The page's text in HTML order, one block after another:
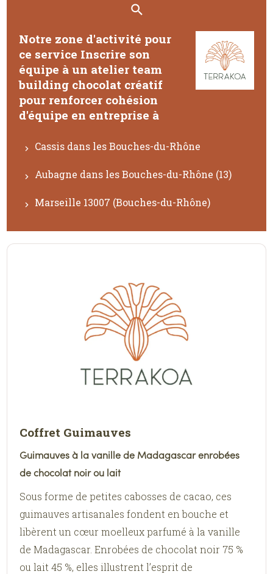
Notre zone d'activité pour
ce service Inscrire son
équipe à un atelier team
building chocolat créatif
pour renforcer cohésion
d'équipe en entreprise à
Cassis dans les Bouches-du-Rhône
Aubagne dans les Bouches-du-Rhône (13)
Marseille 13007 (Bouches-du-Rhône)
Coffret Guimauves
Guimauves à la vanille de Madagascar enrobées
de chocolat noir ou lait
Sous forme de petites cabosses de cacao, ces
guimauves artisanales fondent en bouche et
libèrent un cœur moelleux parfumé à la vanille
de Madagascar. Enrobées de chocolat noir 75 %
ou lait 45 %, elles illustrent l’esprit de